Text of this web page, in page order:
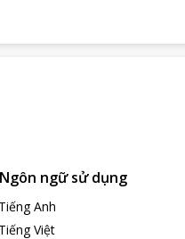
Ngôn ngữ sử dụng
Tiếng Anh
Tiếng Việt